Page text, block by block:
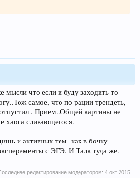
мысли что если и буду заходить то
самое, что по рации трендеть,
. Прием..Общей картины не
хаоса сливающегося.
и активных тем -как в бочку
с ЭГЭ. И Талк туда же.
редактирование модератором: 4 окт 2015